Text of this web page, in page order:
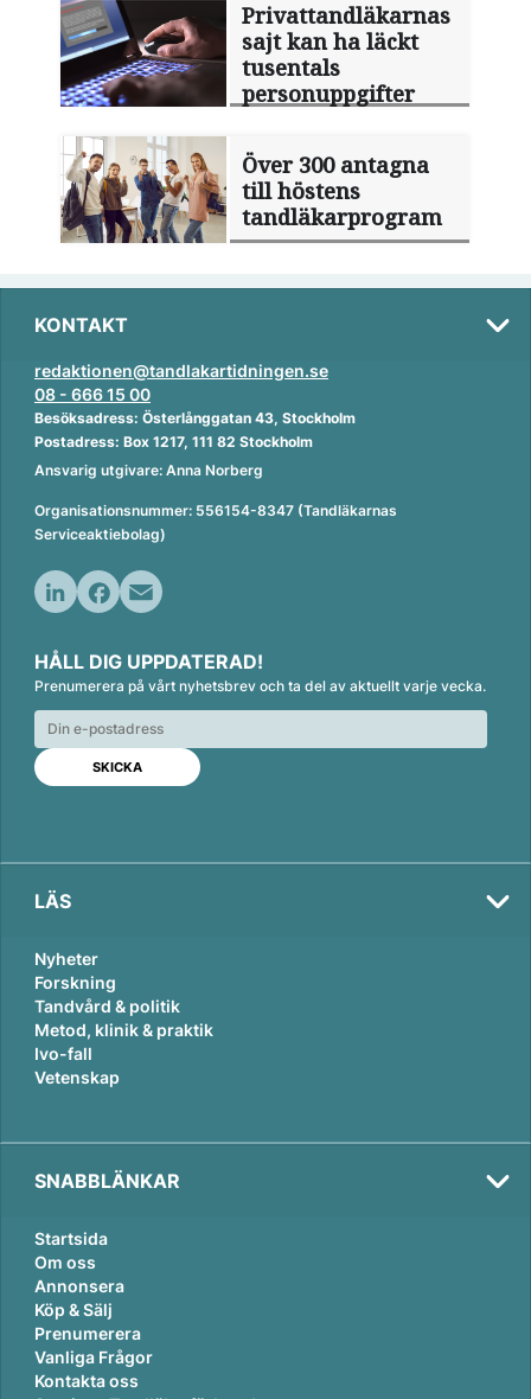
Privattandläkarnas
sajt kan ha läckt
tusentals
personuppgifter
Över 300 antagna
till höstens
tandläkarprogram
KONTAKT
redaktionen@tandlakartidningen.se
08 - 666 15 00
Besöksadress: Österlånggatan 43, Stockholm
Postadress: Box 1217, 111 82 Stockholm
Ansvarig utgivare: Anna Norberg
Organisationsnummer: 556154-8347 (Tandläkarnas
Serviceaktiebolag)
n
k
e
d
n
c
e
b
o
o
k
a
i
l
HÅLL DIG UPPDATERAD!
Prenumerera på vårt nyhetsbrev och ta del av aktuellt varje vecka.
LÄS
Nyheter
Forskning
Tandvård & politik
Metod, klinik & praktik
Ivo-fall
Vetenskap
SNABBLÄNKAR
Startsida
Om oss
Annonsera
Köp & Sälj
Prenumerera
Vanliga Frågor
Kontakta oss